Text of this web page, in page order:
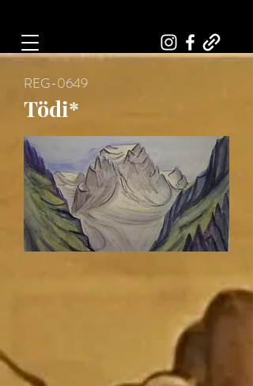
REG-0649
Tödi*